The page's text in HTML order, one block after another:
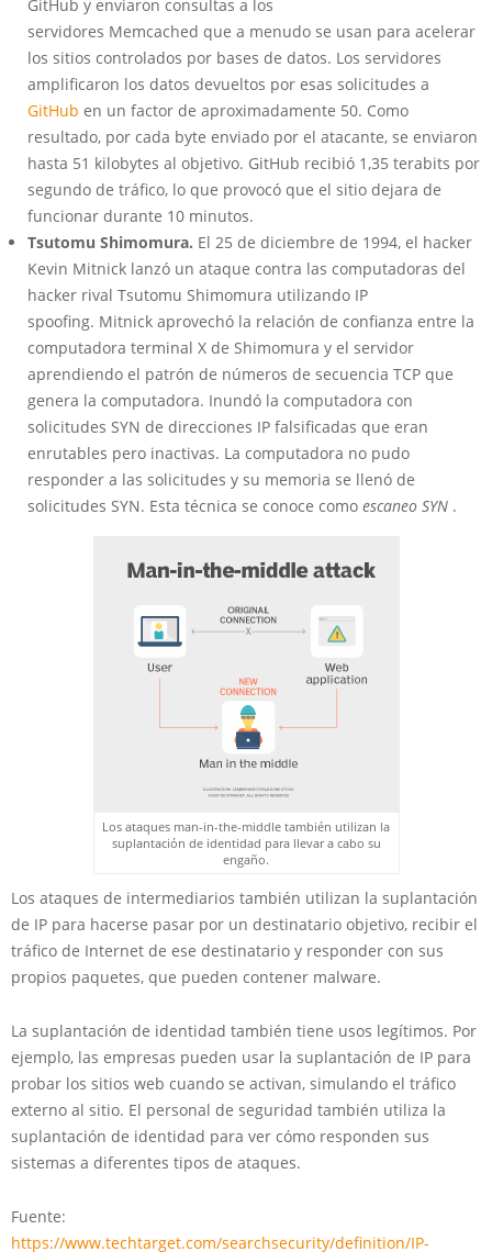
GitHub y enviaron consultas a los
servidores Memcached que a menudo se usan para acelerar
los sitios controlados por bases de datos. Los servidores
amplificaron los datos devueltos por esas solicitudes a
GitHub en un factor de aproximadamente 50. Como
resultado, por cada byte enviado por el atacante, se enviaron
hasta 51 kilobytes al objetivo. GitHub recibió 1,35 terabits por
segundo de tráfico, lo que provocó que el sitio dejara de
funcionar durante 10 minutos.
Tsutomu Shimomura. El 25 de diciembre de 1994, el hacker
Kevin Mitnick lanzó un ataque contra las computadoras del
hacker rival Tsutomu Shimomura utilizando IP
spoofing. Mitnick aprovechó la relación de confianza entre la
computadora terminal X de Shimomura y el servidor
aprendiendo el patrón de números de secuencia TCP que
genera la computadora. Inundó la computadora con
solicitudes SYN de direcciones IP falsificadas que eran
enrutables pero inactivas. La computadora no pudo
responder a las solicitudes y su memoria se llenó de
solicitudes SYN. Esta técnica se conoce como escaneo SYN .
Los ataques man-in-the-middle también utilizan la
suplantación de identidad para llevar a cabo su
engaño.
Los ataques de intermediarios también utilizan la suplantación
de IP para hacerse pasar por un destinatario objetivo, recibir el
tráfico de Internet de ese destinatario y responder con sus
propios paquetes, que pueden contener malware.
La suplantación de identidad también tiene usos legítimos. Por
ejemplo, las empresas pueden usar la suplantación de IP para
probar los sitios web cuando se activan, simulando el tráfico
externo al sitio. El personal de seguridad también utiliza la
suplantación de identidad para ver cómo responden sus
sistemas a diferentes tipos de ataques.
Fuente:
https://www.techtarget.com/searchsecurity/definition/IP-